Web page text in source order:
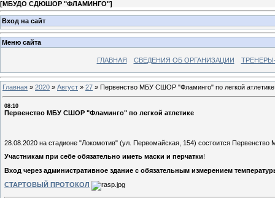
[МБУДО СДЮШОР "ФЛАМИНГО"]
Вход на сайт
Меню сайта
ГЛАВНАЯ СВЕДЕНИЯ ОБ ОРГАНИЗАЦИИ
Главная » 2020 » Август » 27 » Первенство МБУ СШОР "Фламинго" по легкой атлетике
08:10
Первенство МБУ СШОР "Фламинго" по легкой атлетике
28.08.2020 на стадионе "Локомотив" (ул. Первомайская, 154) состоится
Участникам при себе обязательно иметь маски и перчатки!
Вход через административное здание с обязательным измерением
СТАРТОВЫЙ ПРОТОКОЛ